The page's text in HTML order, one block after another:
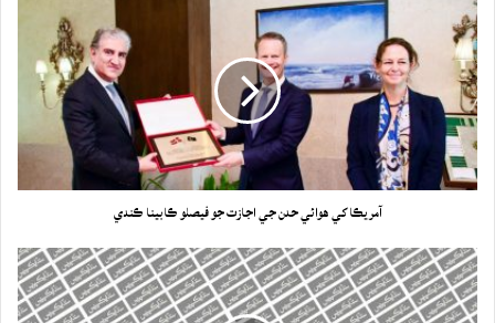
آمريڪا کي هوائي حدن جي اجازت جو فيصلو ڪابينا ڪندي